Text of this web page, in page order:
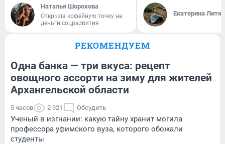
Наталья Шорохова
Открыла кофейную точку на
деньги соцразвития
Екатерина
РЕКОМЕНДУЕМ
Одна банка — три вкуса: рецепт
овощного ассорти на зиму для жителей
Архангельской области
5 часов 2 921 Обсудить
Ученый в изгнании: какую тайну хранит могила
профессора уфимского вуза, которого обожали
студенты